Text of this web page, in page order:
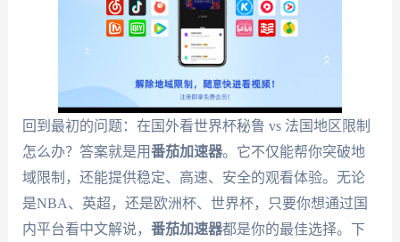
回到最初的问题：在国外看世界杯秘鲁 vs 法国地区限制
怎么办？答案就是用番茄加速器。它不仅能帮你突破地
域限制，还能提供稳定、高速、安全的观看体验。无论
是NBA、英超，还是欧洲杯、世界杯，只要你想通过国
内平台看中文解说， 番茄加速器都是你的最佳选择。下